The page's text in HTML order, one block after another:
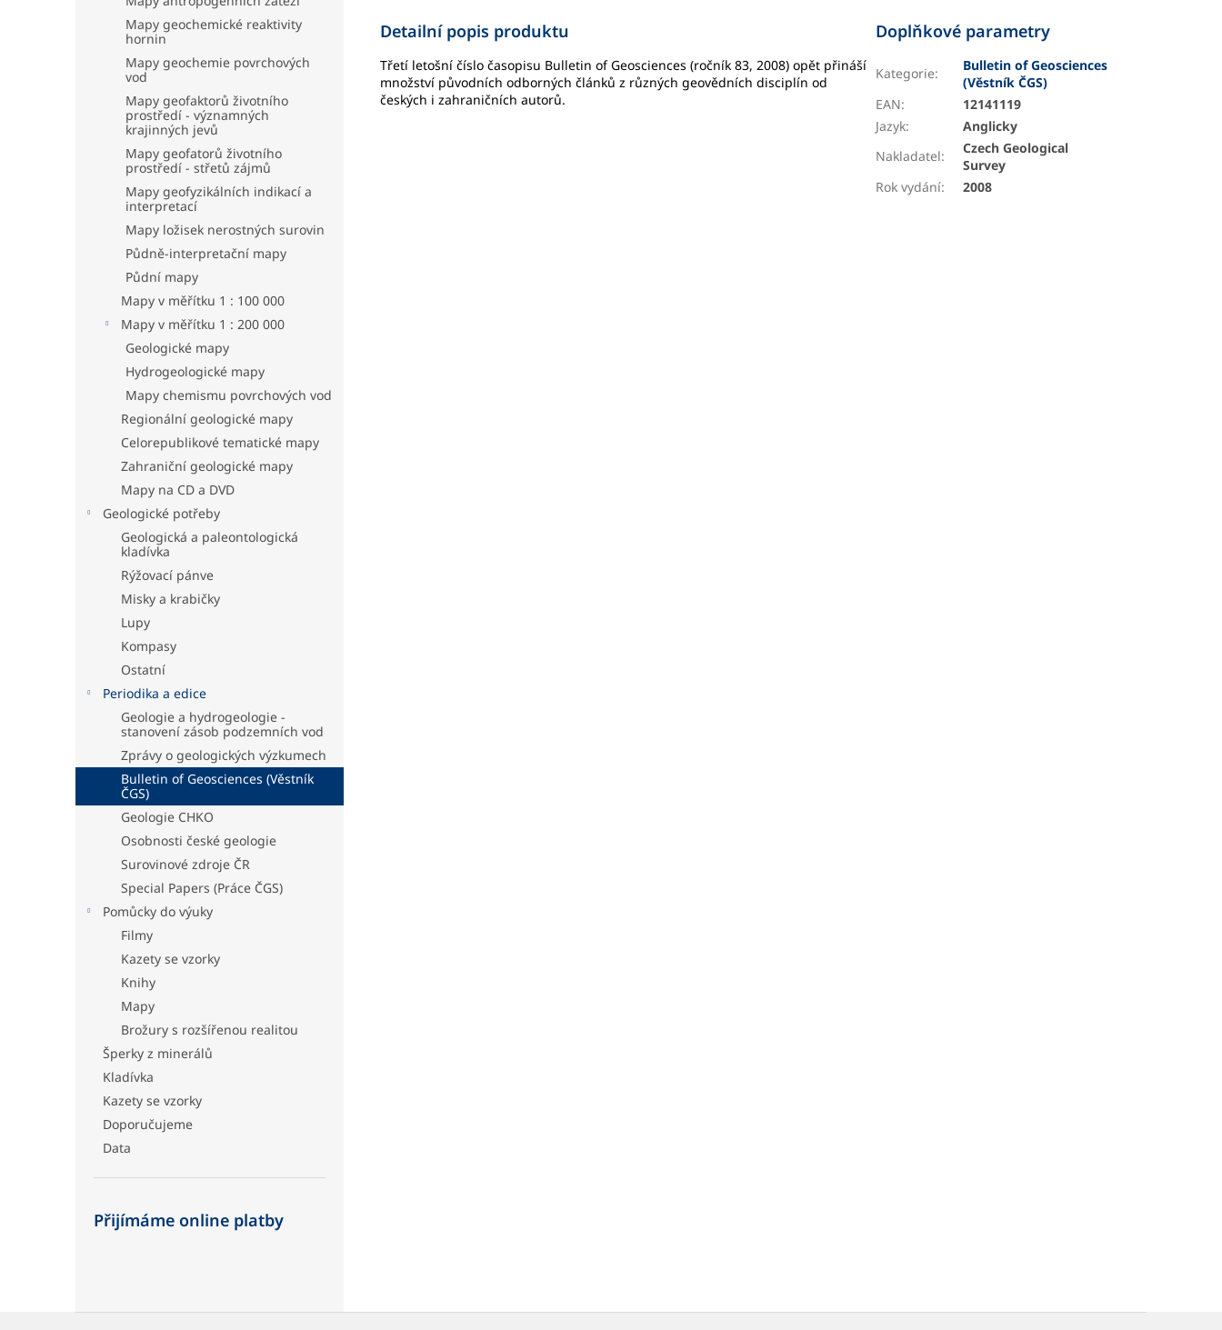
Mapy geochemické reaktivity
hornin
Mapy geochemie povrchových
vod
Mapy geofaktorů životního
prostředí - významných
krajinných jevů
Mapy geofatorů životního
prostředí - střetů zájmů
Mapy geofyzikálních indikací a
interpretací
Mapy ložisek nerostných surovin
Půdně-interpretační mapy
Půdní mapy
Mapy v měřítku 1 : 100 000
Mapy v měřítku 1 : 200 000
Geologické mapy
Hydrogeologické mapy
Mapy chemismu povrchových vod
Regionální geologické mapy
Celorepublikové tematické mapy
Zahraniční geologické mapy
Mapy na CD a DVD
Geologické potřeby
Geologická a paleontologická
kladívka
Rýžovací pánve
Misky a krabičky
Lupy
Kompasy
Ostatní
Periodika a edice
Geologie a hydrogeologie -
stanovení zásob podzemních vod
Zprávy o geologických výzkumech
Bulletin of Geosciences (Věstník
ČGS)
Geologie CHKO
Osobnosti české geologie
Surovinové zdroje ČR
Special Papers (Práce ČGS)
Pomůcky do výuky
Filmy
Kazety se vzorky
Knihy
Mapy
Brožury s rozšířenou realitou
Šperky z minerálů
Kladívka
Kazety se vzorky
Doporučujeme
Data
Přijímáme online platby
Detailní popis produktu
Třetí letošní číslo časopisu Bulletin of Geosciences (ročník 83, 2008) opět přináší
množství původních odborných článků z různých geovědních disciplín od
českých i zahraničních autorů.
Doplňkové parametry
Kategorie:
Bulletin of Geosciences
(Věstník ČGS)
EAN:
12141119
Jazyk:
Anglicky
Nakladatel:
Czech Geological
Survey
Rok vydání: 2008